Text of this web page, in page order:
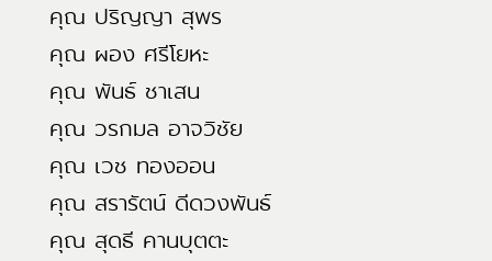
คุณ ปริญญา สุพร
คุณ ผอง ศรีโยหะ
คุณ พันธ์ ชาเสน
คุณ วรกมล อาจวิชัย
คุณ เวช ทองออน
คุณ สรารัตน์ ดีดวงพันธ์
คุณ สุดธี คานบุตตะ